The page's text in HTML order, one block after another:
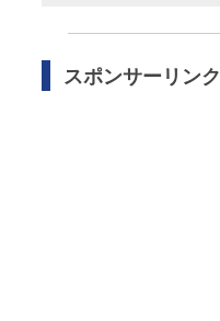
スポンサーリンク